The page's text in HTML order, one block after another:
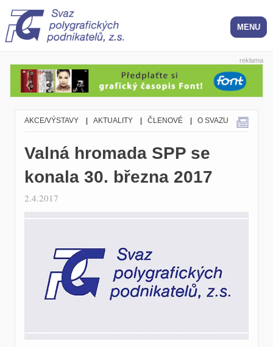
reklama
AKCE/VÝSTAVY AKTUALITY ČLENOVÉ O SVAZU
Valná hromada SPP se
konala 30. března 2017
2.4.2017